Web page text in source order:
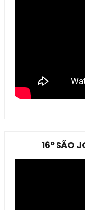
16º SÃO